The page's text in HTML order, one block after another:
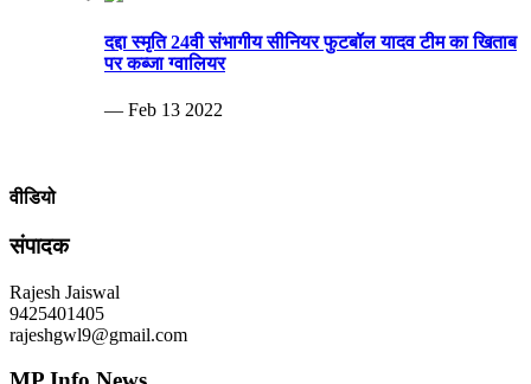
दद्दा स्मृति 24वी संभागीय सीनियर फुटबॉल यादव टीम का खिताब
पर कब्जा ग्वालियर
— Feb 13 2022
वीडियो
संपादक
Rajesh Jaiswal
9425401405
rajeshgwl9@gmail.com